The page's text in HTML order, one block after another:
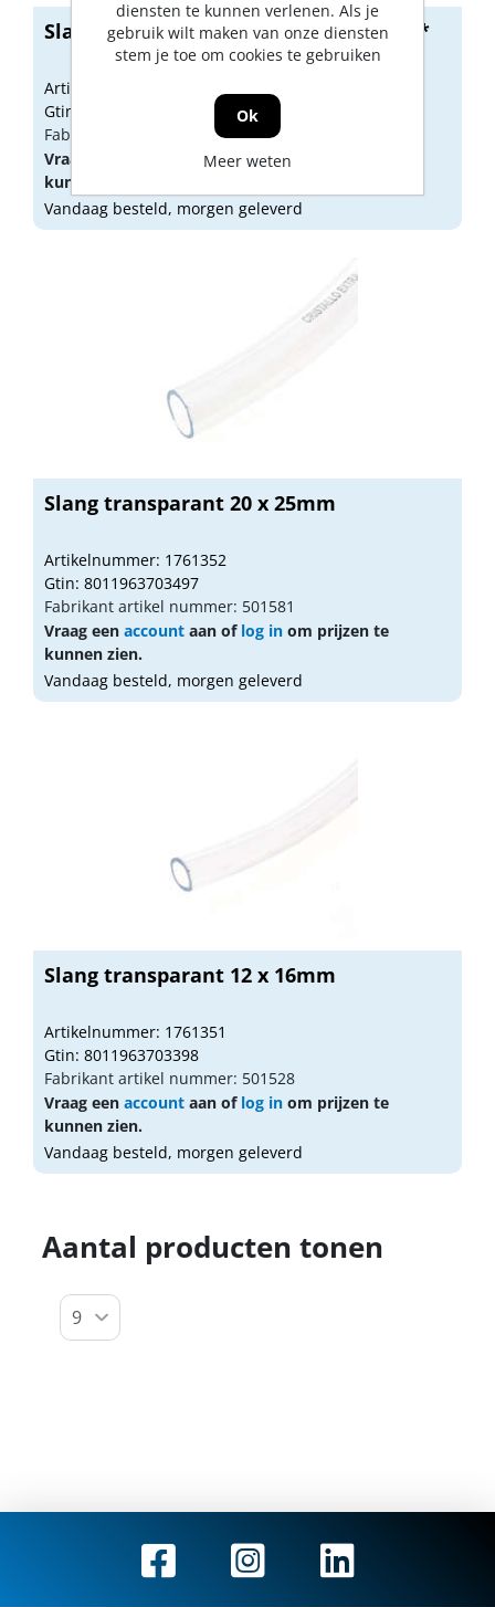
Slang transparant 22x28mm 50m(850)*
Artikelnummer: 1761353
Gtin: 4030477016712
Fabrikant artikel nummer: 4041 022028
Vraag een
aan oflog inom prijzen te
kunnen zien.
Vandaag besteld, morgen geleverd
Slang transparant 20 x 25mm
Artikelnummer: 1761352
Gtin: 8011963703497
Fabrikant artikel nummer: 501581
Vraag een account aan of log in om prijzen te
kunnen zien.
Vandaag besteld, morgen geleverd
Slang transparant 12 x 16mm
Artikelnummer: 1761351
Gtin: 8011963703398
Fabrikant artikel nummer: 501528
Vraag een account aan of log in om prijzen te
kunnen zien.
Vandaag besteld, morgen geleverd
Aantal producten tonen
diensten te kunnen verlenen. Als je
gebruik wilt maken van onze diensten
stem je toe om cookies te gebruiken
Ok
Meer weten